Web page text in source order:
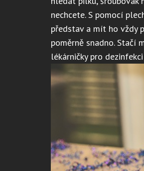
nechcete. S pomocí
představ a mít ho vždy
poměrně snadno. Stačí
lékárničky pro